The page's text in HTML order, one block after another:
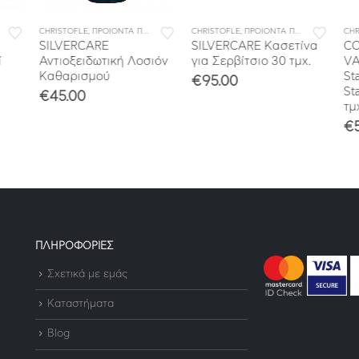
CHRISTOFLE , ΠΡΟΙΟΝΤΑ ΠΕΡΙΠΟΙΗΣΗΣ & ΑΠΟΘΗΚΕΥΣΗΣ
SILVERCARE
Αντιοξειδωτική Λοσιόν
Καθαρισμού
€45.00
CHRISTOFLE , ΠΡΟΙΟΝΤΑ ΠΕΡΙΠΟΙΗΣΗΣ & ΑΠΟΘΗΚΕΥΣΗΣ
SILVERCARE Κασετίνα
για Σερβίτσιο 30 τμχ.
€95.00
€
ΠΛΗΡΟΦΟΡΙΕΣ
Σχετικά με εμάς
Καταστήματα
Blog